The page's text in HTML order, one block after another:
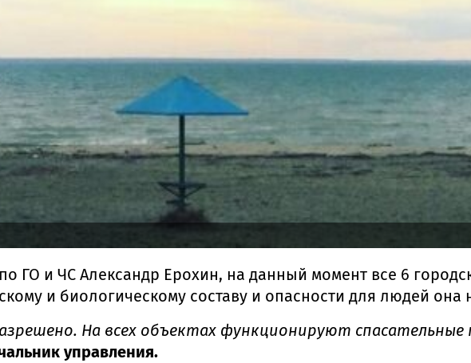
ГО и ЧС Александр Ерохин, на данный момент все 6
и биологическому составу и опасности для людей она
На всех объектах функционируют
управления.